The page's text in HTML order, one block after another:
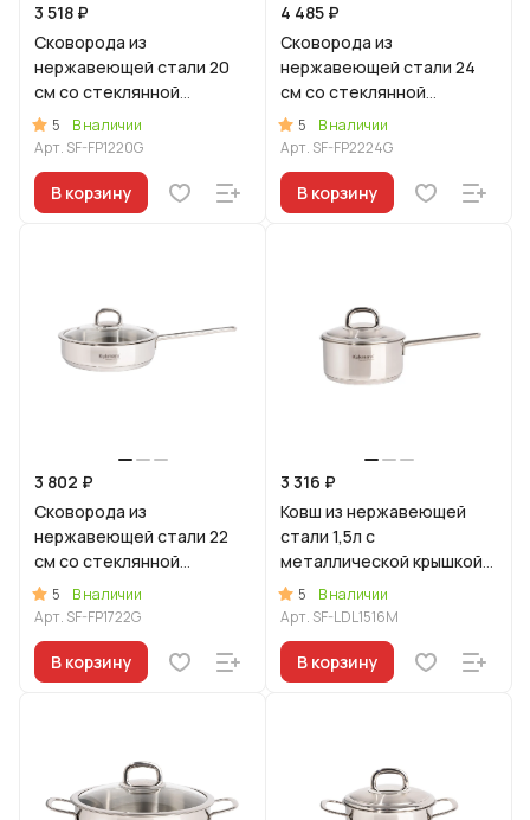
3 518 ₽
Сковорода из
нержавеющей стали 20
см со стеклянной
крышкой, линия "Сафия"
5
В наличии
Арт. SF-FP1220G
В корзину
4 485 ₽
Сковорода из
нержавеющей стали 24
см со стеклянной
крышкой, линия "Сафия"
5
В наличии
Арт. SF-FP2224G
В корзину
3 802 ₽
Сковорода из
нержавеющей стали 22
см со стеклянной
крышкой, линия "Сафия"
5
В наличии
Арт. SF-FP1722G
В корзину
3 316 ₽
Ковш из нержавеющей
стали 1,5л с
металлической крышкой,
линия "Сафия"
5
В наличии
Арт. SF-LDL1516M
В корзину